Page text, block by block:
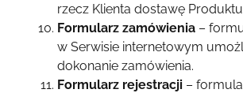
rzecz Klienta dostawę
Formularz zamówienia –
w Serwisie internetowym
dokonanie zamówienia.
Formularz rejestracji –